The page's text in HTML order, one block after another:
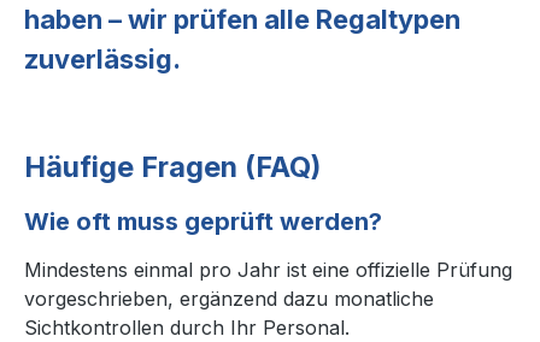
haben – wir prüfen alle Regaltypen
zuverlässig.
Häufige Fragen (FAQ)
Wie oft muss geprüft werden?
Mindestens einmal pro Jahr ist eine offizielle Prüfung
vorgeschrieben, ergänzend dazu monatliche
Sichtkontrollen durch Ihr Personal.